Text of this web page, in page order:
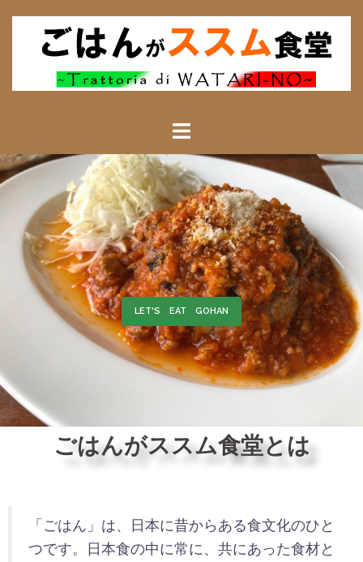
ごはんによる――
LET'S EAT GOHAN
ごはんがススム食堂とは
「ごはん」は、日本に昔からある食文化のひと
つです。日本食の中に常に、共にあった食材と